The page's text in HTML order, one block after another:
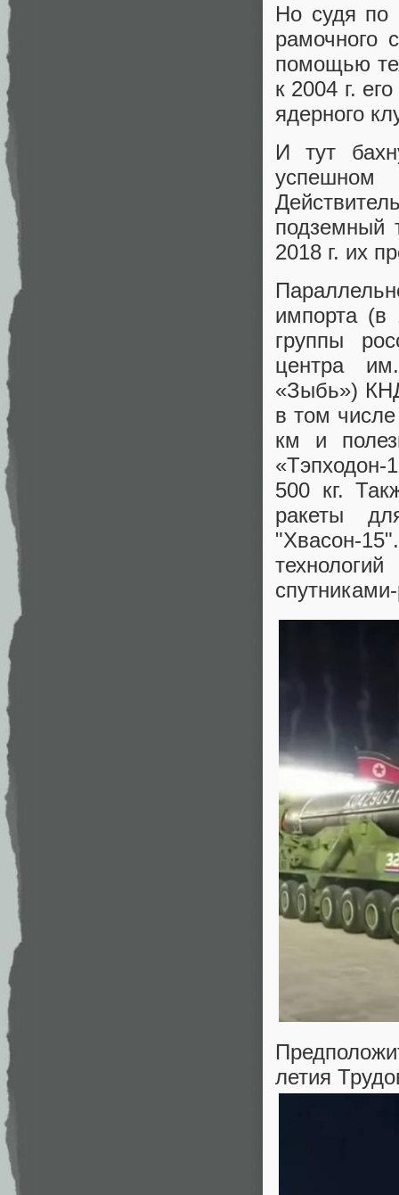
Но судя по
рамочного
помощью
к 2004 г.
ядерного
И тут
успешном
подземный
2018 г. их
импорта (в
группы
центра
«Зыбь»)
в том
км и
«Тэпходон-
500 кг.
ракеты
"Хвасон-
летия